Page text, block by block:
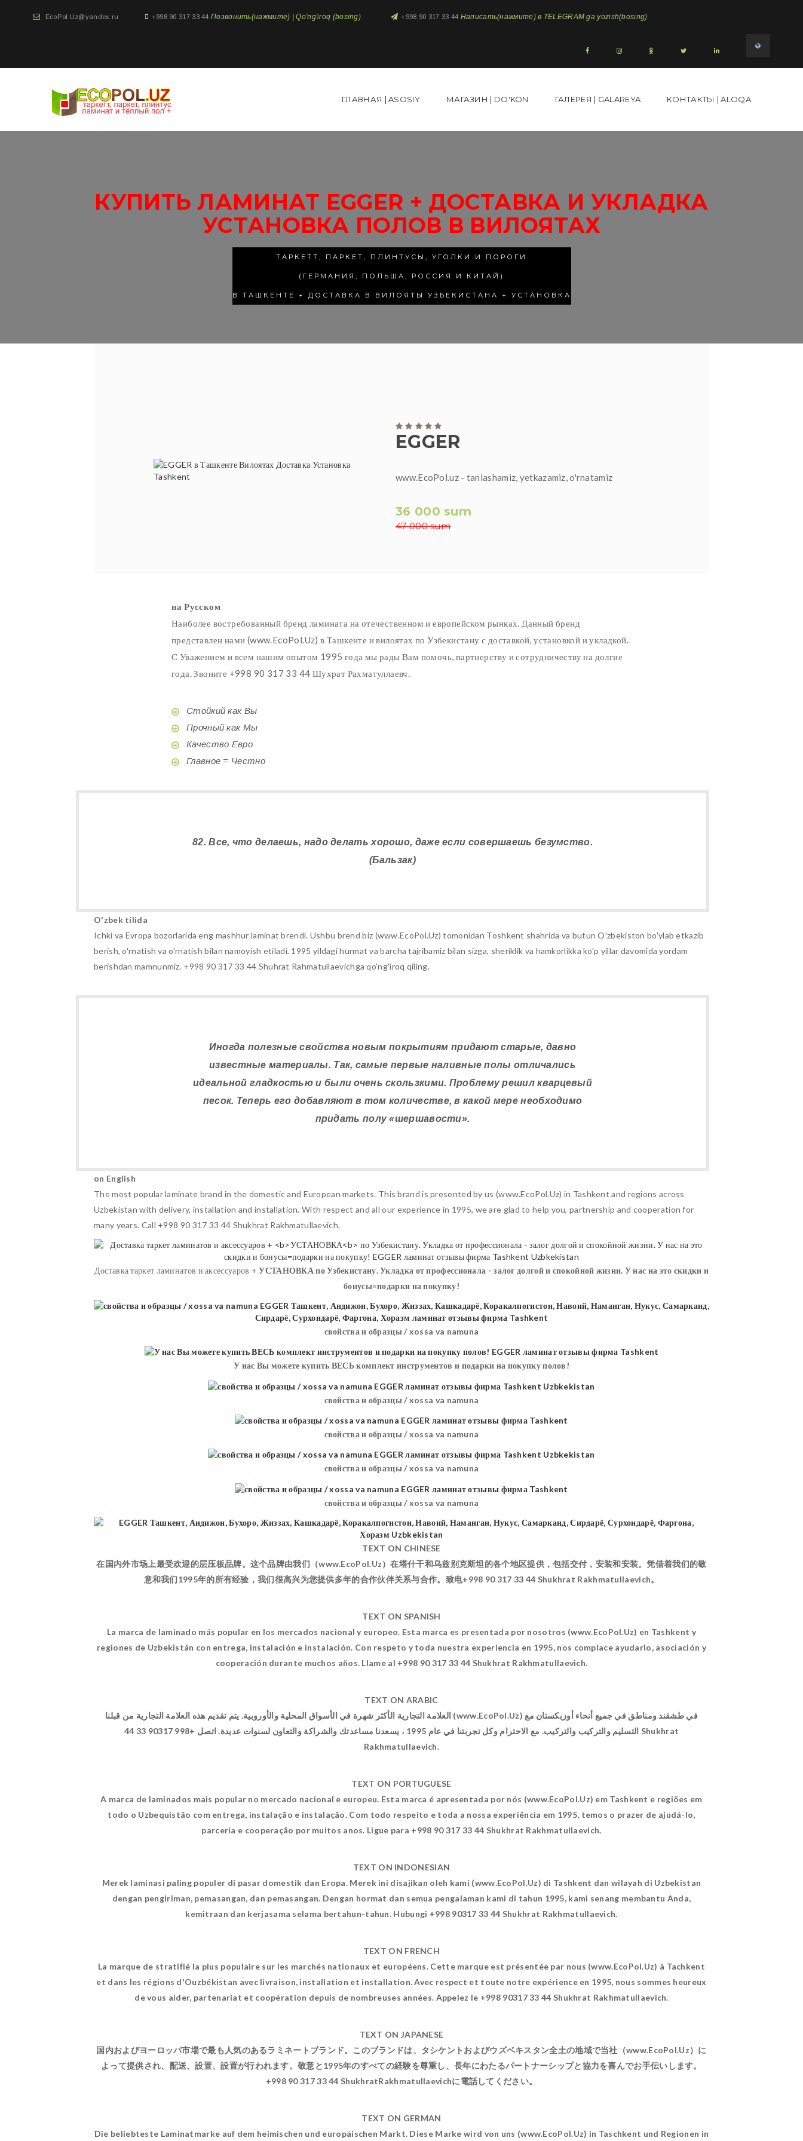
EcoPol.Uz@yandex.ru +998 90 317 33 44 Позвонить(нажмите) | Qo'ng'iroq (bosing) +998 90 317 33 44 Написать(нажмите) в TELEGRAM ga yozish(bosing)
ГЛАВНАЯ | ASOSIY МАГАЗИН | DO'KON ГАЛЕРЕЯ | GALAREYA КОНТАКТЫ | ALOQA
КУПИТЬ ЛАМИНАТ EGGER + ДОСТАВКА И УКЛАДКА
УСТАНОВКА ПОЛОВ В ВИЛОЯТАХ
ТАРКЕТТ, ПАРКЕТ, ПЛИНТУСЫ, УГОЛКИ И ПОРОГИ
(ГЕРМАНИЯ, ПОЛЬША, РОССИЯ И КИТАЙ)
В ТАШКЕНТЕ + ДОСТАВКА В ВИЛОЯТЫ УЗБЕКИСТАНА + УСТАНОВКА
EGGER
www.EcoPol.uz - tanlashamiz, yetkazamiz, o'rnatamiz
36 000 sum
47 000 sum
на Русском
Наиболее востребованный бренд ламината на отечественном и европейском рынках. Данный бренд
представлен нами (www.EcoPol.Uz) в Ташкенте и вилоятах по Узбекистану с доставкой, установкой и укладкой.
С Уважением и всем нашим опытом 1995 года мы рады Вам помочь, партнерству и сотрудничеству на долгие
года. Звоните +998 90 317 33 44 Шухрат Рахматуллаевч.
Стойкий как Вы
Прочный как Мы
Качество Евро
Главное = Честно
82. Все, что делаешь, надо делать хорошо, даже если совершаешь безумство.
(Бальзак)
O'zbek tilida
Ichki va Evropa bozorlarida eng mashhur laminat brendi. Ushbu brend biz (www.EcoPol.Uz) tomonidan Toshkent shahrida va butun O'zbekiston bo'ylab etkazib
berish, o'rnatish va o'rnatish bilan namoyish etiladi. 1995 yildagi hurmat va barcha tajribamiz bilan sizga, sheriklik va hamkorlikka ko'p yillar davomida yordam
berishdan mamnunmiz. +998 90 317 33 44 Shuhrat Rahmatullaevichga qo'ng'iroq qiling.
Иногда полезные свойства новым покрытиям придают старые, давно
известные материалы. Так, самые первые наливные полы отличались
идеальной гладкостью и были очень скользкими. Проблему решил кварцевый
песок. Теперь его добавляют в том количестве, в какой мере необходимо
придать полу «шершавости».
on English
The most popular laminate brand in the domestic and European markets. This brand is presented by us (www.EcoPol.Uz) in Tashkent and regions across
Uzbekistan with delivery, installation and installation. With respect and all our experience in 1995, we are glad to help you, partnership and cooperation for
many years. Call +998 90 317 33 44 Shukhrat Rakhmatullaevich.
Доставка таркет ламинатов и аксессуаров +УСТАНОВКА по Узбекистану. Укладка от профессионала - залог долгой и спокойной жизни. У нас на это скидки и
бонусы=подарки на покупку!
свойства и образцы / xossa va namuna
У нас Вы можете купить ВЕСЬ комплект инструментов и подарки на покупку полов!
свойства и образцы / xossa va namuna
свойства и образцы / xossa va namuna
свойства и образцы / xossa va namuna
свойства и образцы / xossa va namuna
TEXT ON CHINESE
在国内外市场上最受欢迎的层压板品牌。这个品牌由我们（www.EcoPol.Uz）在塔什干和乌兹别克斯坦的各个地区提供，包括交付，安装和安装。凭借着我们的敬
意和我们1995年的所有经验，我们很高兴为您提供多年的合作伙伴关系与合作。致电+998 90 317 33 44 Shukhrat Rakhmatullaevich。
TEXT ON SPANISH
La marca de laminado más popular en los mercados nacional y europeo. Esta marca es presentada por nosotros (www.EcoPol.Uz) en Tashkent y
regiones de Uzbekistán con entrega, instalación e instalación. Con respeto y toda nuestra experiencia en 1995, nos complace ayudarlo, asociación y
cooperación durante muchos años. Llame al +998 90 317 33 44 Shukhrat Rakhmatullaevich.
TEXT ON ARABIC
العلامة التجارية الأكثر شهرة في الأسواق المحلية والأوروبية. يتم تقديم هذه العلامة التجارية من قبلنا (www.EcoPol.Uz) في طشقند ومناطق في جميع أنحاء أوزبكستان مع
التسليم والتركيب والتركيب. مع الاحترام وكل تجربتنا في عام 1995 ، يسعدنا مساعدتك والشراكة والتعاون لسنوات عديدة. اتصل +998 90317 33 44 Shukhrat
Rakhmatullaevich.
TEXT ON PORTUGUESE
A marca de laminados mais popular no mercado nacional e europeu. Esta marca é apresentada por nós (www.EcoPol.Uz) em Tashkent e regiões em
todo o Uzbequistão com entrega, instalação e instalação. Com todo respeito e toda a nossa experiência em 1995, temos o prazer de ajudá-lo,
parceria e cooperação por muitos anos. Ligue para +998 90 317 33 44 Shukhrat Rakhmatullaevich.
TEXT ON INDONESIAN
Merek laminasi paling populer di pasar domestik dan Eropa. Merek ini disajikan oleh kami (www.EcoPol.Uz) di Tashkent dan wilayah di Uzbekistan
dengan pengiriman, pemasangan, dan pemasangan. Dengan hormat dan semua pengalaman kami di tahun 1995, kami senang membantu Anda,
kemitraan dan kerjasama selama bertahun-tahun. Hubungi +998 90317 33 44 Shukhrat Rakhmatullaevich.
TEXT ON FRENCH
La marque de stratifié la plus populaire sur les marchés nationaux et européens. Cette marque est présentée par nous (www.EcoPol.Uz) à Tachkent
et dans les régions d'Ouzbékistan avec livraison, installation et installation. Avec respect et toute notre expérience en 1995, nous sommes heureux
de vous aider, partenariat et coopération depuis de nombreuses années. Appelez le +998 90317 33 44 Shukhrat Rakhmatullaevich.
TEXT ON JAPANESE
国内およびヨーロッパ市場で最も人気のあるラミネートブランド。このブランドは、タシケントおよびウズベキスタン全土の地域で当社（www.EcoPol.Uz）に
よって提供され、配送、設置、設置が行われます。敬意と1995年のすべての経験を尊重し、長年にわたるパートナーシップと協力を喜んでお手伝いします。
+998 90 317 33 44 ShukhratRakhmatullaevichに電話してください。
TEXT ON GERMAN
Die beliebteste Laminatmarke auf dem heimischen und europäischen Markt. Diese Marke wird von uns (www.EcoPol.Uz) in Taschkent und Regionen in